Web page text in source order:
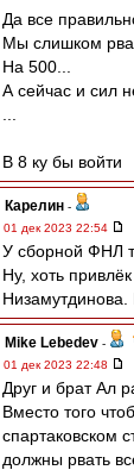
Да все
Мы слишком
На 500...
А сейчас и сил
В 8 ку бы войти
Карелин -
01 дек 2023 22:54
У сборной ФНЛ
Ну, хоть
Низамутдинова.
Mike Lebedev -
01 дек 2023 22:48
Друг и брат Ал
Вместо того
спартаковском
должны рвать